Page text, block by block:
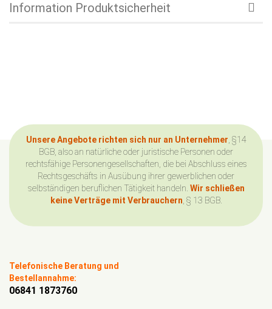
Information Produktsicherheit
Unsere Angebote richten sich nur an Unternehmer , §14
BGB, also an natürliche oder juristische Personen oder
rechtsfähige Personengesellschaften, die bei Abschluss eines
Rechtsgeschäfts in Ausübung ihrer gewerblichen oder
selbständigen beruflichen Tätigkeit handeln. Wir schließen
keine Verträge mit Verbrauchern , § 13 BGB.
Telefonische Beratung und
Bestellannahme:
06841 1873760